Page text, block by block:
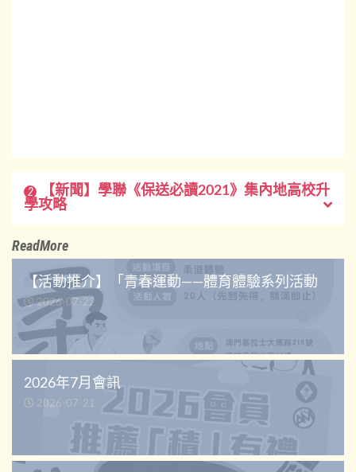
2
【新聞】學聯《保送必讀2021》集內地高校升
學攻略
ReadMore
【活動推介】「青春運動——體育體驗系列活動
2026-07-22
2026年7月會訊
2026-07-21